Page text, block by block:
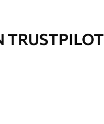
TRUSTPILOT